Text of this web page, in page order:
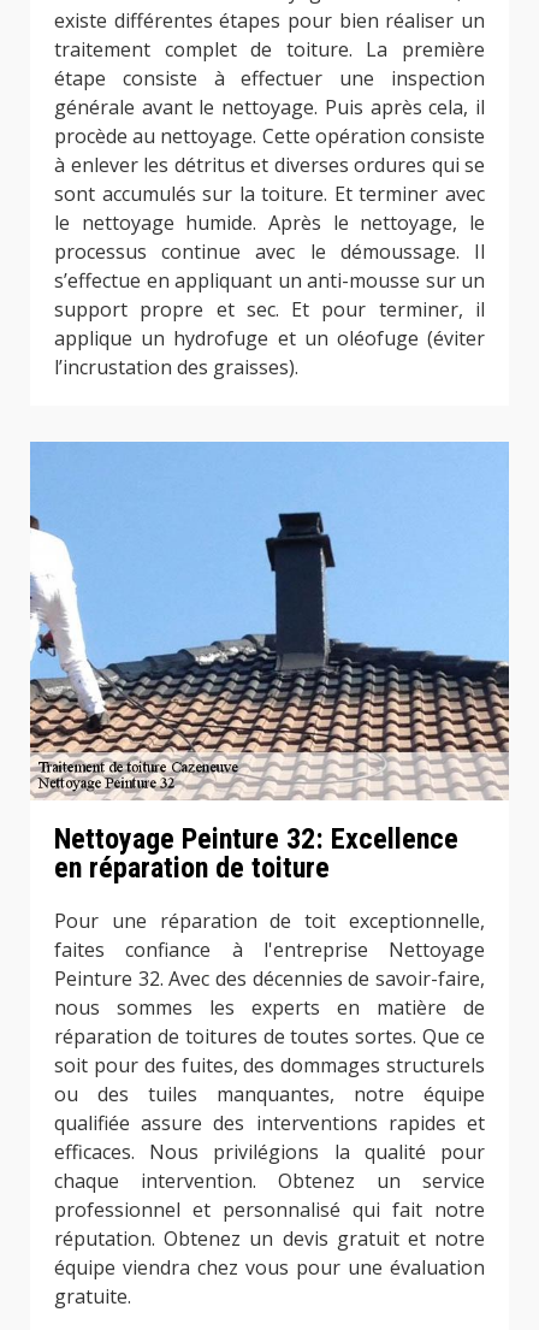
existe différentes étapes pour bien réaliser un
traitement complet de toiture. La première
étape consiste à effectuer une inspection
générale avant le nettoyage. Puis après cela, il
procède au nettoyage. Cette opération consiste
à enlever les détritus et diverses ordures qui se
sont accumulés sur la toiture. Et terminer avec
le nettoyage humide. Après le nettoyage, le
processus continue avec le démoussage. Il
s’effectue en appliquant un anti-mousse sur un
support propre et sec. Et pour terminer, il
applique un hydrofuge et un oléofuge (éviter
l’incrustation des graisses).
Nettoyage Peinture 32: Excellence
en réparation de toiture
Pour une réparation de toit exceptionnelle,
faites confiance à l'entreprise Nettoyage
Peinture 32. Avec des décennies de savoir-faire,
nous sommes les experts en matière de
réparation de toitures de toutes sortes. Que ce
soit pour des fuites, des dommages structurels
ou des tuiles manquantes, notre équipe
qualifiée assure des interventions rapides et
efficaces. Nous privilégions la qualité pour
chaque intervention. Obtenez un service
professionnel et personnalisé qui fait notre
réputation. Obtenez un devis gratuit et notre
équipe viendra chez vous pour une évaluation
gratuite.